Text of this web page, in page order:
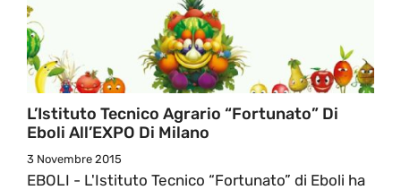
L’Istituto Tecnico Agrario “Fortunato” Di
Eboli All’EXPO Di Milano
3 Novembre 2015
EBOLI - L'Istituto Tecnico “Fortunato” di Eboli ha